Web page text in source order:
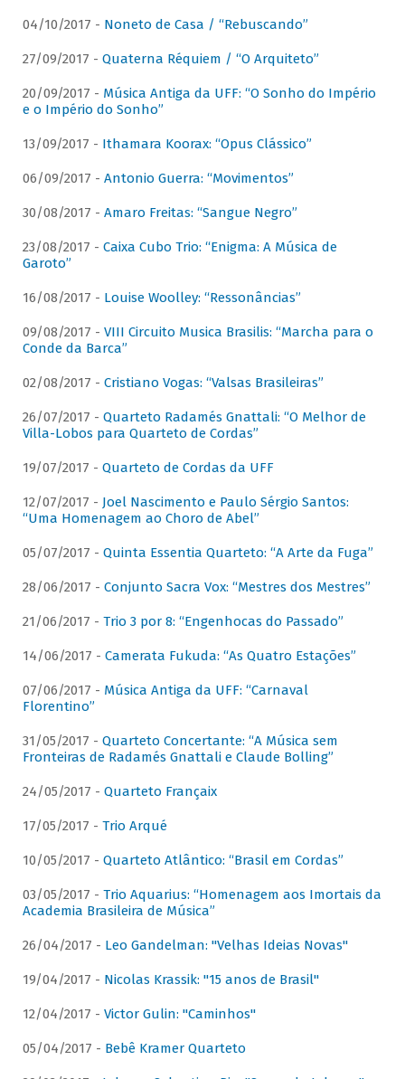
04/10/2017 - Noneto de Casa / “Rebuscando”
27/09/2017 - Quaterna Réquiem / “O Arquiteto”
20/09/2017 - Música Antiga da UFF: “O Sonho do Império
e o Império do Sonho”
13/09/2017 - Ithamara Koorax: “Opus Clássico”
06/09/2017 - Antonio Guerra: “Movimentos”
30/08/2017 - Amaro Freitas: “Sangue Negro”
23/08/2017 - Caixa Cubo Trio: “Enigma: A Música de
Garoto”
16/08/2017 - Louise Woolley: “Ressonâncias”
09/08/2017 - VIII Circuito Musica Brasilis: “Marcha para o
Conde da Barca”
02/08/2017 - Cristiano Vogas: “Valsas Brasileiras”
26/07/2017 - Quarteto Radamés Gnattali: “O Melhor de
Villa-Lobos para Quarteto de Cordas”
19/07/2017 - Quarteto de Cordas da UFF
12/07/2017 - Joel Nascimento e Paulo Sérgio Santos:
“Uma Homenagem ao Choro de Abel”
05/07/2017 - Quinta Essentia Quarteto: “A Arte da Fuga”
28/06/2017 - Conjunto Sacra Vox: “Mestres dos Mestres”
21/06/2017 - Trio 3 por 8: “Engenhocas do Passado”
14/06/2017 - Camerata Fukuda: “As Quatro Estações”
07/06/2017 - Música Antiga da UFF: “Carnaval
Florentino”
31/05/2017 - Quarteto Concertante: “A Música sem
Fronteiras de Radamés Gnattali e Claude Bolling”
24/05/2017 - Quarteto Françaix
17/05/2017 - Trio Arqué
10/05/2017 - Quarteto Atlântico: “Brasil em Cordas”
03/05/2017 - Trio Aquarius: “Homenagem aos Imortais da
Academia Brasileira de Música”
26/04/2017 - Leo Gandelman: "Velhas Ideias Novas"
19/04/2017 - Nicolas Krassik: "15 anos de Brasil"
12/04/2017 - Victor Gulin: "Caminhos"
05/04/2017 - Bebê Kramer Quarteto